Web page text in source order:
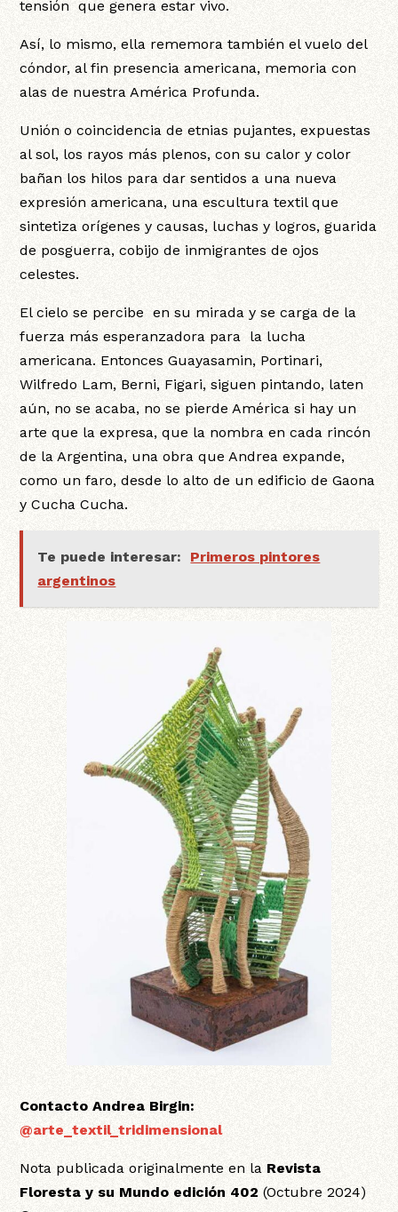
tensión que genera estar vivo.
Así, lo mismo, ella rememora también el vuelo del
cóndor, al fin presencia americana, memoria con
alas de nuestra América Profunda.
Unión o coincidencia de etnias pujantes, expuestas
al sol, los rayos más plenos, con su calor y color
bañan los hilos para dar sentidos a una nueva
expresión americana, una escultura textil que
sintetiza orígenes y causas, luchas y logros, guarida
de posguerra, cobijo de inmigrantes de ojos
celestes.
El cielo se percibe en su mirada y se carga de la
fuerza más esperanzadora para la lucha
americana. Entonces Guayasamin, Portinari,
Wilfredo Lam, Berni, Figari, siguen pintando, laten
aún, no se acaba, no se pierde América si hay un
arte que la expresa, que la nombra en cada rincón
de la Argentina, una obra que Andrea expande,
como un faro, desde lo alto de un edificio de Gaona
y Cucha Cucha.
Te puede interesar:
Primeros pintores
argentinos
Contacto Andrea Birgin:
@arte_textil_tridimensional
Nota publicada originalmente en la Revista
Floresta y su Mundo edición 402(Octubre 2024)